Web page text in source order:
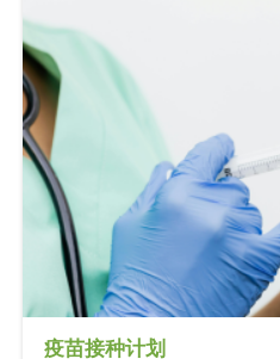
疫苗接种计划